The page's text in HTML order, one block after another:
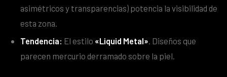
asimétricos y transparencias) potencia la visibilidad de
esta zona.
Tendencia: El estilo «Liquid Metal». Diseños que
parecen mercurio derramado sobre la piel.